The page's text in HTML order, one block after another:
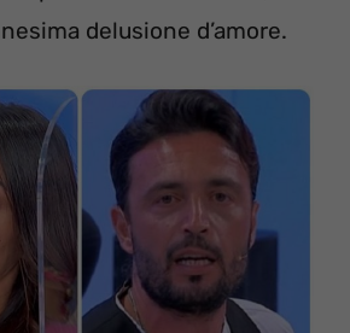
delusione d’amore.